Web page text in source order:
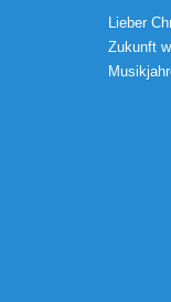
Lieber
Zukunft